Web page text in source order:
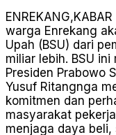
warga Enrekang
Upah (BSU) dari
miliar lebih. BSU
Presiden Prabowo
Yusuf Ritangnga
komitmen dan
masyarakat
menjaga daya